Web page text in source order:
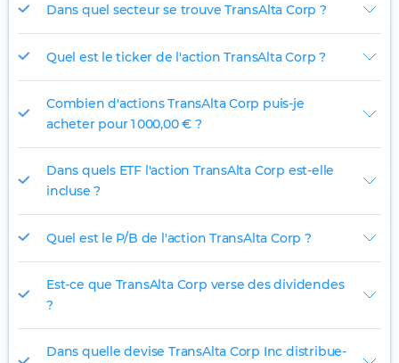
Dans quel secteur se trouve TransAlta Corp ?
Quel est le ticker de l'action TransAlta Corp ?
Combien d'actions TransAlta Corp puis-je
acheter pour 1 000,00 € ?
Dans quels ETF l'action TransAlta Corp est-elle
incluse ?
Quel est le P/B de l'action TransAlta Corp ?
Est-ce que TransAlta Corp verse des dividendes
?
Dans quelle devise TransAlta Corp Inc distribue-